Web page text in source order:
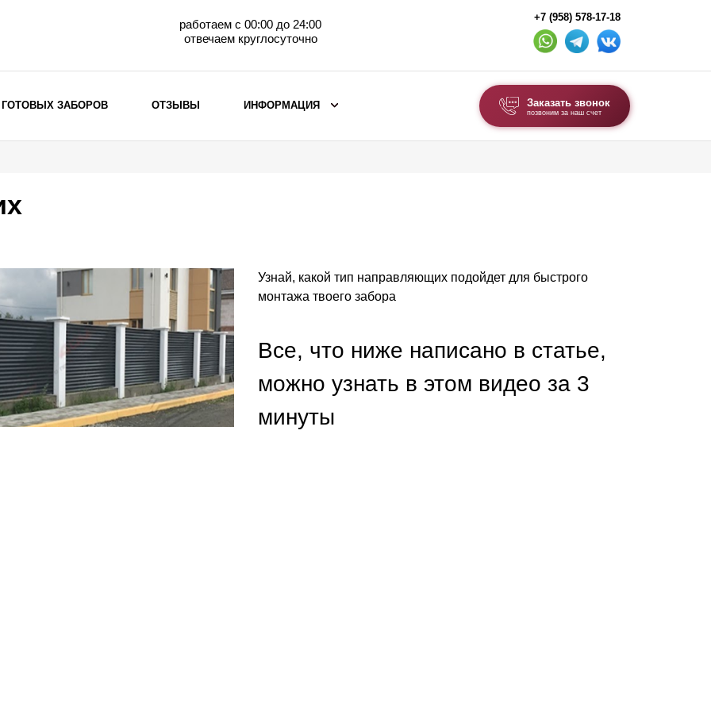
работаем с 00:00 до 24:00
отвечаем круглосуточно
+7 (958) 578-17-18
Забор жалюзи с кирпичными столбами
Металлические заборы
Металлические ограждения
ВЫБОР ПО ХАРАКТЕРИСТИКАМ
Горизонтальные заборы
Высокие заборы
Красивые, дизайнерские заборы
ВОРОТА И КАЛИТКИ
Ворота складные гармошка
Калитки
ГОТОВЫХ ЗАБОРОВ ОТЗЫВЫ ИНФОРМАЦИЯ Заказать звонок
позвоним за наш счет
Узнай, какой тип направляющих подойдет для быстрого
монтажа твоего забора
Все, что ниже написано в статье,
можно узнать в этом видео за 3
минуты